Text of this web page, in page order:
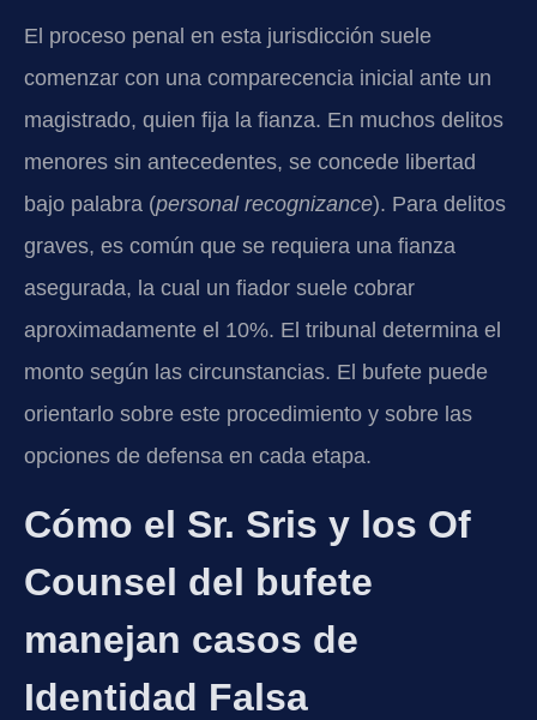
El proceso penal en esta jurisdicción suele
comenzar con una comparecencia inicial ante un
magistrado, quien fija la fianza. En muchos delitos
menores sin antecedentes, se concede libertad
bajo palabra (personal recognizance). Para delitos
graves, es común que se requiera una fianza
asegurada, la cual un fiador suele cobrar
aproximadamente el 10%. El tribunal determina el
monto según las circunstancias. El bufete puede
orientarlo sobre este procedimiento y sobre las
opciones de defensa en cada etapa.
Cómo el Sr. Sris y los Of
Counsel del bufete
manejan casos de
Identidad Falsa